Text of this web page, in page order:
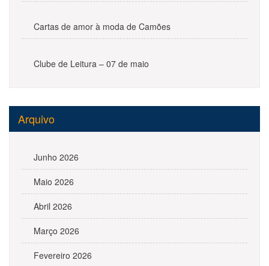
Cartas de amor à moda de Camões
Clube de Leitura – 07 de maio
Arquivo
Junho 2026
Maio 2026
Abril 2026
Março 2026
Fevereiro 2026